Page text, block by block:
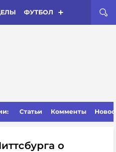
ФУТБОЛ
Статьи Комменты
о